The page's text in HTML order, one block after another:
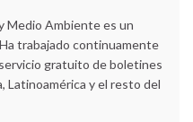
Medio Ambiente es un
trabajado continuamente
gratuito de boletines
Latinoamérica y el resto del